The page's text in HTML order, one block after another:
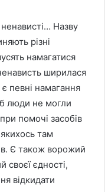
Назву
рiзнi
намагатися
ширилася
певнi намагання
люди не могли
помочi засобiв
там
Є також ворожий
своєї єдностi,
вiдкидати